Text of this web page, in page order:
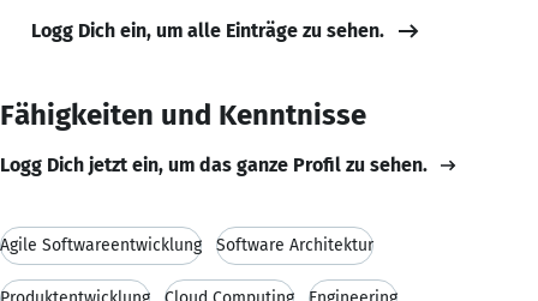
Logg Dich ein, um alle Einträge zu sehen.
Fähigkeiten und Kenntnisse
Logg Dich jetzt ein, um das ganze Profil zu sehen.
Agile Softwareentwicklung Software Architektur